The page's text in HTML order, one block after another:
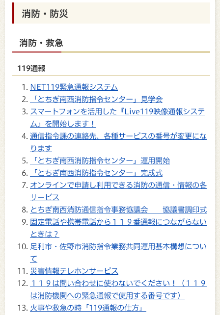
消防・防災
消防・救急
119通報
NET119緊急通報システム
「とちぎ南西消防指令センター」見学会
スマートフォンを活用した『Live119映像通報システ
ム』を開始します！
通信指令課の連絡先、各種サービスの番号が変更にな
ります
「とちぎ南西消防指令センター」運用開始
「とちぎ南西消防指令センター」完成式
オンラインで申請し利用できる消防の通信・情報の各
サービス
とちぎ南西消防通信指令事務協議会 協議書調印式
固定電話や携帯電話から１１９番通報につながらない
ときは？
足利市・佐野市消防指令業務共同運用基本構想につい
て
災害情報テレホンサービス
１１９は問い合わせに使わないでください！（１１９
は消防機関への緊急通報で使用する番号です）
火事や救急の時「119通報の仕方」